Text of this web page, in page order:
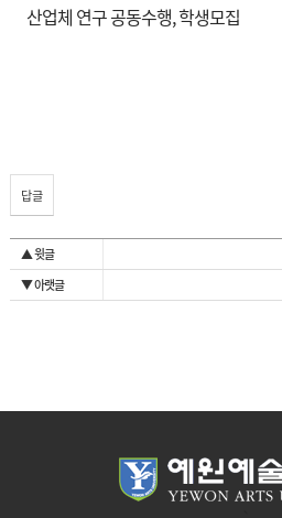
산업체 연구 공동수행, 학생모집
답글
▲ 윗글
▼ 아랫글